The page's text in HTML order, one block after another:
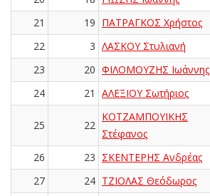
21
19 ΠΑΤΡΑΓΚΟΣ Χρήστος
22
3 ΛΑΣΚΟΥ Στυλιανή
23
20 ΦΙΛΟΜΟΥΖΗΣ Ιωάννης
24
21 ΑΛΕΞΙΟΥ Σωτήριος
25 22
ΚΟΤΖΑΜΠΟΥΙΚΗΣ
Στέφανος
26 23 ΣΚΕΝΤΕΡΗΣ Ανδρέας
27
24 ΤΖΙΟΛΑΣ Θεόδωρος